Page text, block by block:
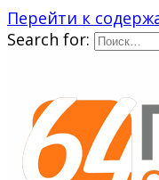
Перейти к
Search for: